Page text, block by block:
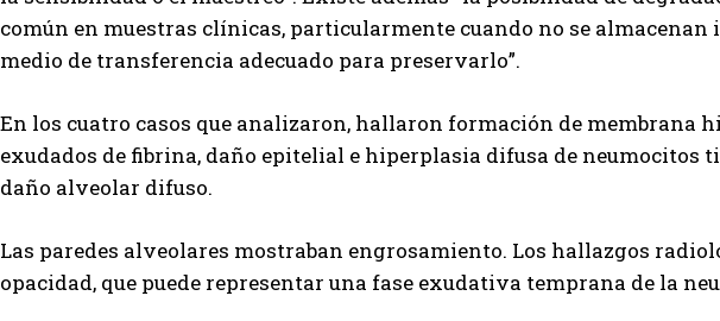
común en muestras clínicas, particularmente cuando no se
medio de transferencia adecuado para preservarlo”.
En los cuatro casos que analizaron, hallaron formación de membrana
exudados de fibrina, daño epitelial e hiperplasia difusa de neumocitos
daño alveolar difuso.
Las paredes alveolares mostraban engrosamiento. Los hallazgos
opacidad, que puede representar una fase exudativa temprana de la